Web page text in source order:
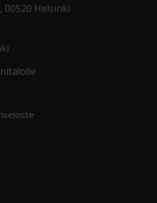
00520 Helsinki